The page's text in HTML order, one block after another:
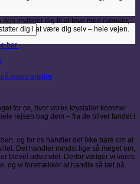
den inviterer dig til at leve med nærvær,
dig i at være dig selv – hele vejen.
her
vores artikler
for os, hvor vores krystaller kommer
rejsen bag dem – fra de bliver fundet i
og for os handler det ikke bare om at
Det handler mindst lige så meget om,
blevet udvundet. Derfor vælger vi vores
og vi foretrækker at handle så tæt på